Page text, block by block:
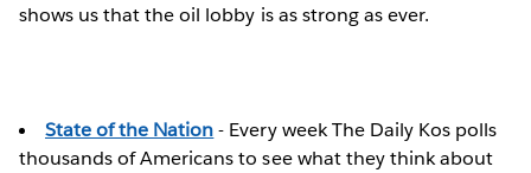
shows us that the oil lobby is as strong as ever.
State of the Nation- Every week The Daily Kos polls
thousands of Americans to see what they think about